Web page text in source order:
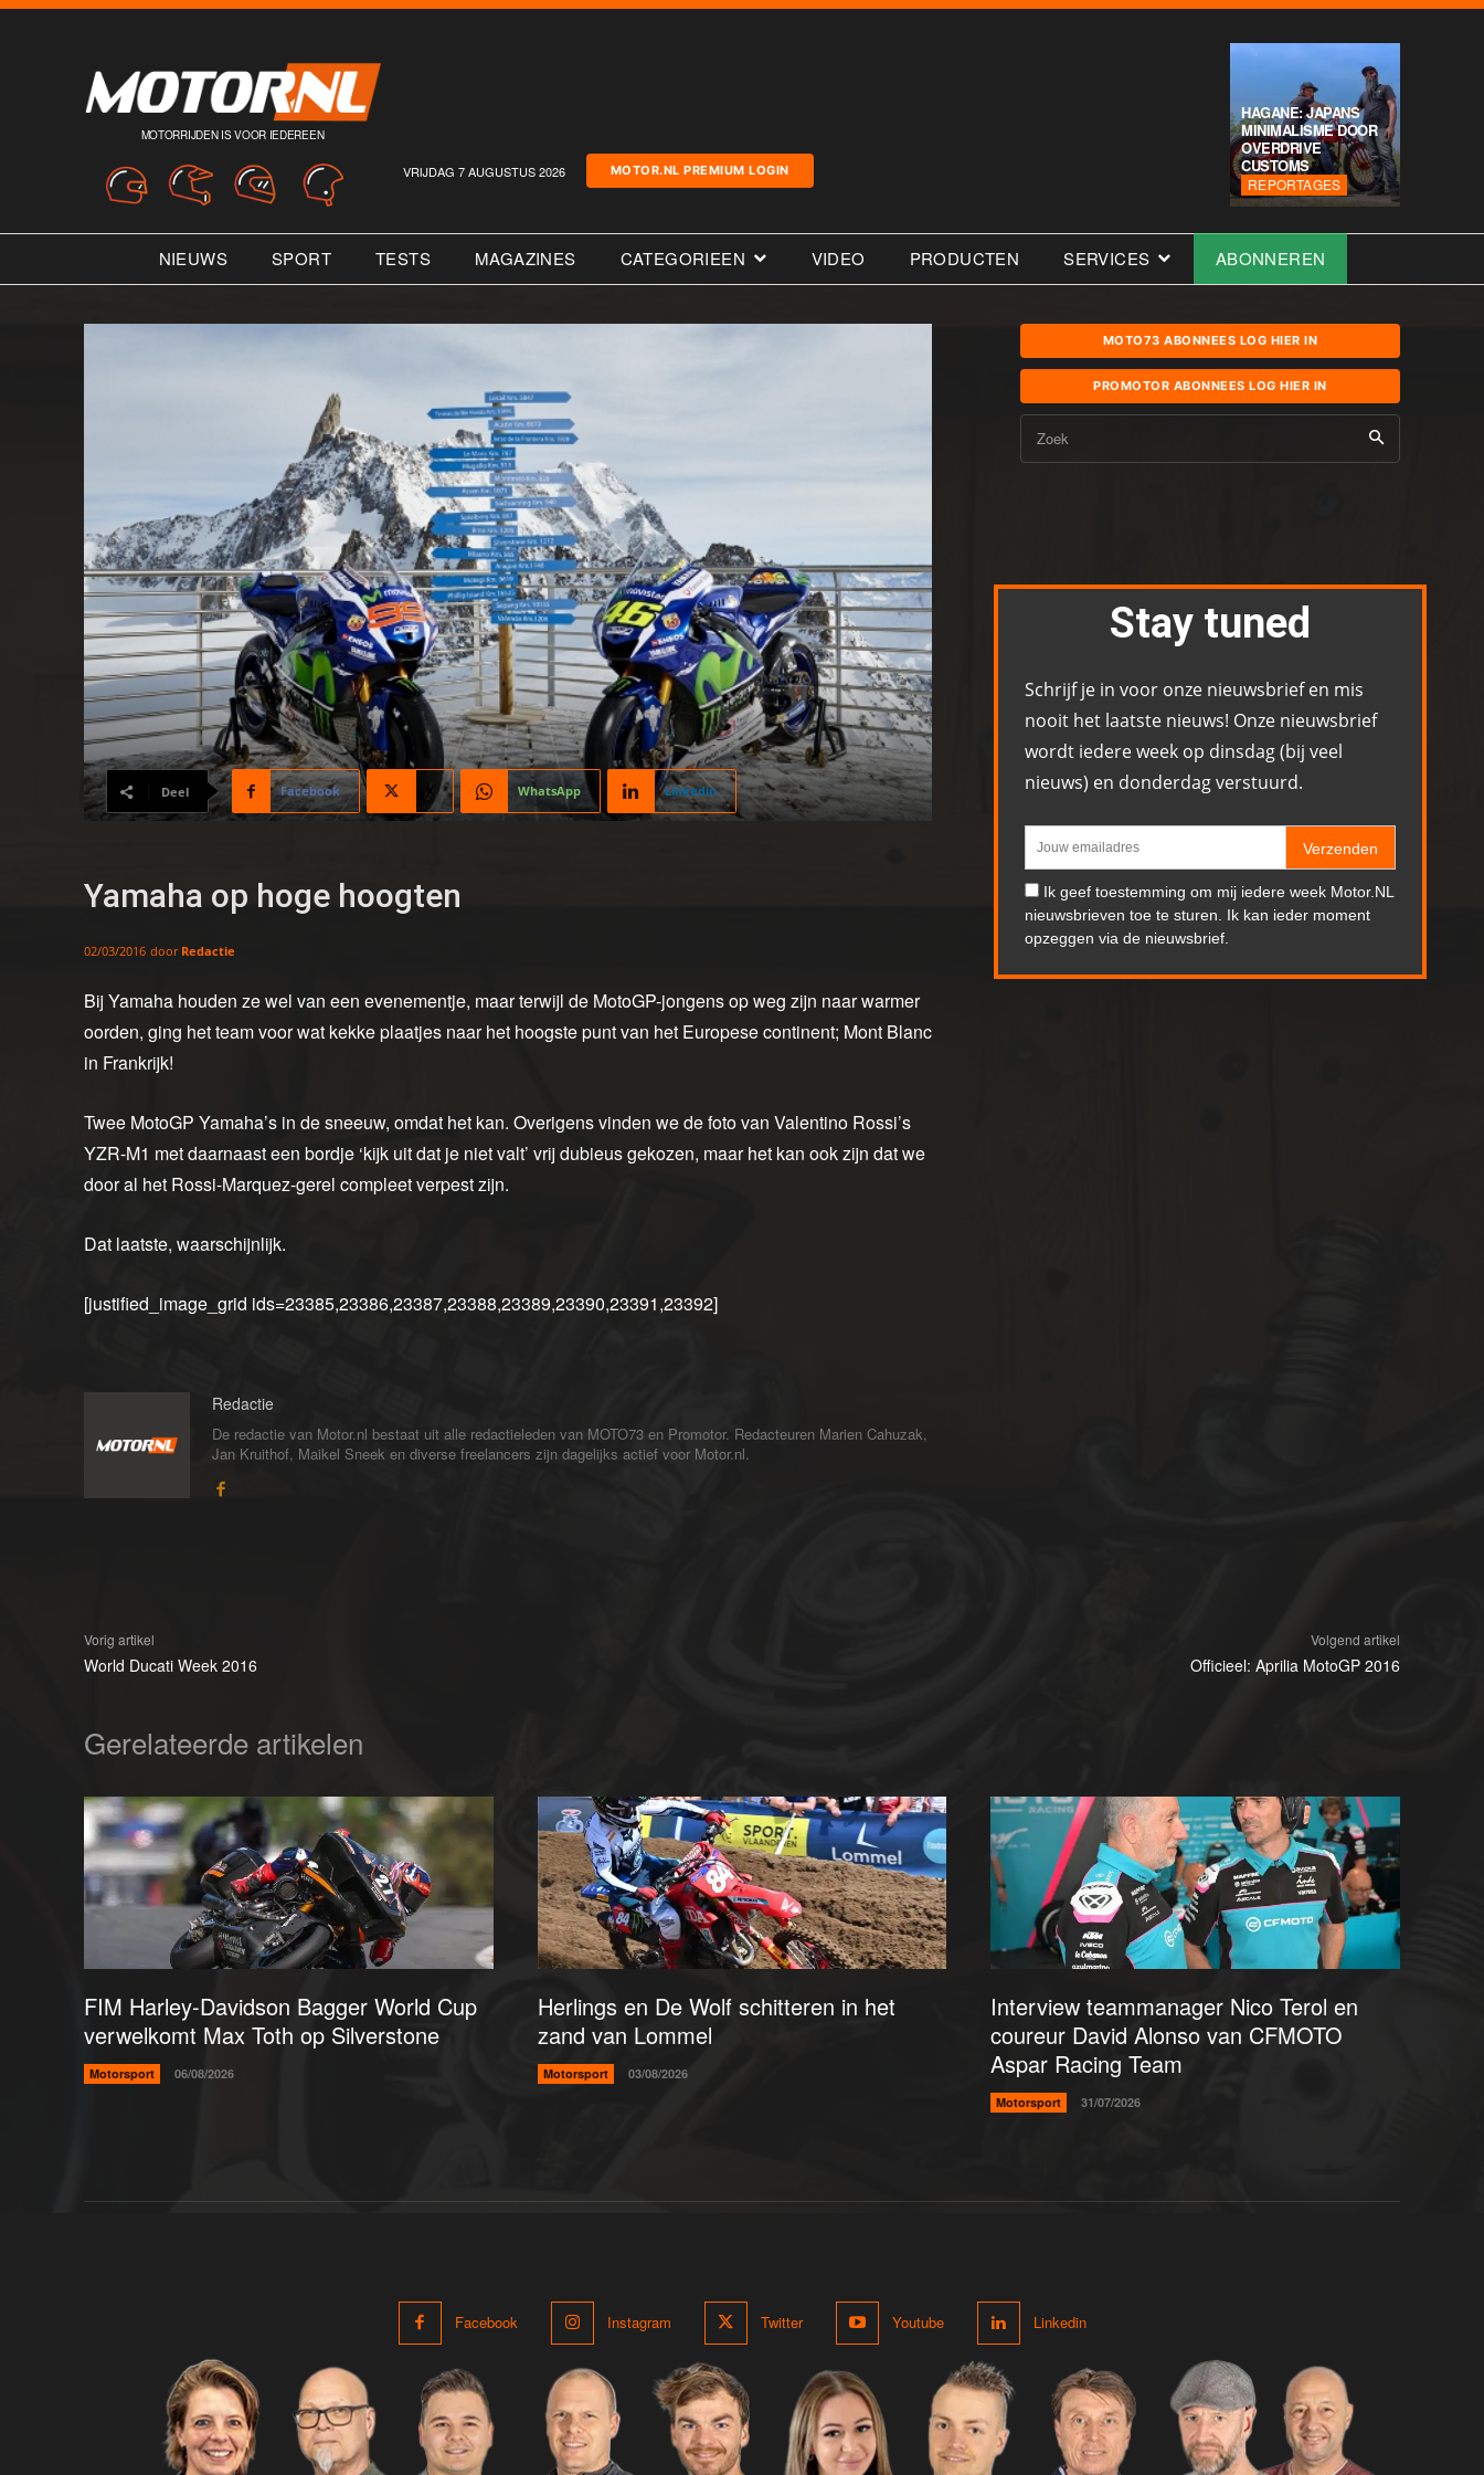
MOTORRIJDEN IS VOOR IEDEREEN
VRIJDAG 7 AUGUSTUS 2026 MOTOR.NL PREMIUM LOGIN
HAGANE: JAPANS
MINIMALISME DOOR
OVERDRIVE
CUSTOMS
REPORTAGES
NIEUWS SPORT TESTS MAGAZINES CATEGORIEEN VIDEO PRODUCTEN SERVICES ABONNEREN
Deel Facebook X WhatsApp Linkedin
Yamaha op hoge hoogten
02/03/2016 door Redactie
Bij Yamaha houden ze wel van een evenementje, maar terwijl de MotoGP-jongens op weg zijn naar warmer
oorden, ging het team voor wat kekke plaatjes naar het hoogste punt van het Europese continent; Mont Blanc
in Frankrijk!
Twee MotoGP Yamaha’s in de sneeuw, omdat het kan. Overigens vinden we de foto van Valentino Rossi’s
YZR-M1 met daarnaast een bordje ‘kijk uit dat je niet valt’ vrij dubieus gekozen, maar het kan ook zijn dat we
door al het Rossi-Marquez-gerel compleet verpest zijn.
Dat laatste, waarschijnlijk.
[justified_image_grid ids=23385,23386,23387,23388,23389,23390,23391,23392]
Redactie
De redactie van Motor.nl bestaat uit alle redactieleden van MOTO73 en Promotor. Redacteuren Marien Cahuzak,
Jan Kruithof, Maikel Sneek en diverse freelancers zijn dagelijks actief voor Motor.nl.
MOTO73 ABONNEES LOG HIER IN
PROMOTOR ABONNEES LOG HIER IN
Zoek
Stay tuned
Schrijf je in voor onze nieuwsbrief en mis
nooit het laatste nieuws! Onze nieuwsbrief
wordt iedere week op dinsdag (bij veel
nieuws) en donderdag verstuurd.
Verzenden
Ik geef toestemming om mij iedere week Motor.NL
nieuwsbrieven toe te sturen. Ik kan ieder moment
opzeggen via de nieuwsbrief.
Vorig artikel
World Ducati Week 2016
Volgend artikel
Officieel: Aprilia MotoGP 2016
Gerelateerde artikelen
FIM Harley-Davidson Bagger World Cup
verwelkomt Max Toth op Silverstone
Motorsport 06/08/2026
Herlings en De Wolf schitteren in het
zand van Lommel
Motorsport 03/08/2026
Interview teammanager Nico Terol en
coureur David Alonso van CFMOTO
Aspar Racing Team
Motorsport 31/07/2026
Facebook Instagram Twitter Youtube Linkedin